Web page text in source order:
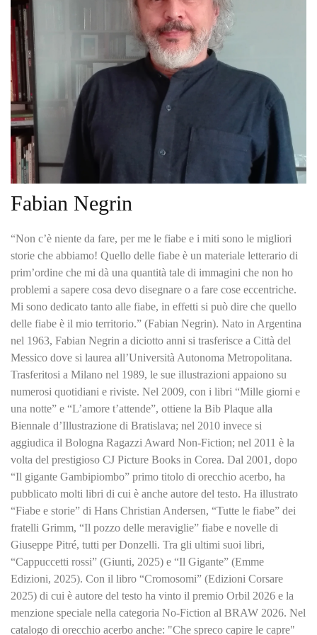
Fabian Negrin
“Non c’è niente da fare, per me le fiabe e i miti sono le migliori
storie che abbiamo! Quello delle fiabe è un materiale letterario di
prim’ordine che mi dà una quantità tale di immagini che non ho
problemi a sapere cosa devo disegnare o a fare cose eccentriche.
Mi sono dedicato tanto alle fiabe, in effetti si può dire che quello
delle fiabe è il mio territorio.” (Fabian Negrin). Nato in Argentina
nel 1963, Fabian Negrin a diciotto anni si trasferisce a Città del
Messico dove si laurea all’Università Autonoma Metropolitana.
Trasferitosi a Milano nel 1989, le sue illustrazioni appaiono su
numerosi quotidiani e riviste. Nel 2009, con i libri “Mille giorni e
una notte” e “L’amore t’attende”, ottiene la Bib Plaque alla
Biennale d’Illustrazione di Bratislava; nel 2010 invece si
aggiudica il Bologna Ragazzi Award Non-Fiction; nel 2011 è la
volta del prestigioso CJ Picture Books in Corea. Dal 2001, dopo
“Il gigante Gambipiombo” primo titolo di orecchio acerbo, ha
pubblicato molti libri di cui è anche autore del testo. Ha illustrato
“Fiabe e storie” di Hans Christian Andersen, “Tutte le fiabe” dei
fratelli Grimm, “Il pozzo delle meraviglie” fiabe e novelle di
Giuseppe Pitré, tutti per Donzelli. Tra gli ultimi suoi libri,
“Cappuccetti rossi” (Giunti, 2025) e “Il Gigante” (Emme
Edizioni, 2025). Con il libro “Cromosomi” (Edizioni Corsare
2025) di cui è autore del testo ha vinto il premio Orbil 2026 e la
menzione speciale nella categoria No-Fiction al BRAW 2026. Nel
catalogo di orecchio acerbo anche: "Che spreco capire le capre"